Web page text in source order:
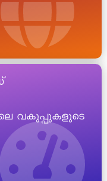
വകുപ്പുകളുടെ